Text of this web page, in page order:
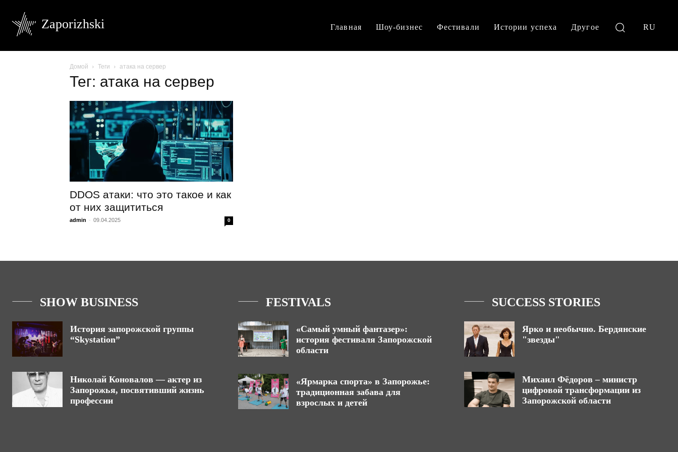
Zaporizhski Главная Шоу-бизнес Фестивали Истории успеха Другое RU
Домой Теги атака на сервер
Тег: атака на сервер
DDOS атаки: что это такое и как
от них защититься
admin - 09.04.2025 0
SHOW BUSINESS
История запорожской группы
“Skystation”
Николай Коновалов — актер из
Запорожья, посвятивший жизнь
профессии
FESTIVALS
«Самый умный фантазер»:
история фестиваля Запорожской
области
«Ярмарка спорта» в Запорожье:
традиционная забава для
взрослых и детей
SUCCESS STORIES
Ярко и необычно. Бердянские
"звезды"
Михаил Фёдоров – министр
цифровой трансформации из
Запорожской области